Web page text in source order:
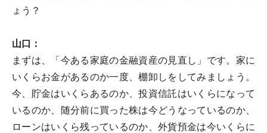
ょう？
山口：
まずは、「今ある家庭の金融資産の見直し」です。家に
いくらお金があるのか一度、棚卸しをしてみましょう。
今、貯金はいくらあるのか、投資信託はいくらになって
いるのか、随分前に買った株は今どうなっているのか、
ローンはいくら残っているのか、外貨預金は今いくらに